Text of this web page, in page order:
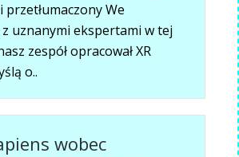
przetłumaczony We
z uznanymi ekspertami w tej
zespół opracował XR
o..
wobec